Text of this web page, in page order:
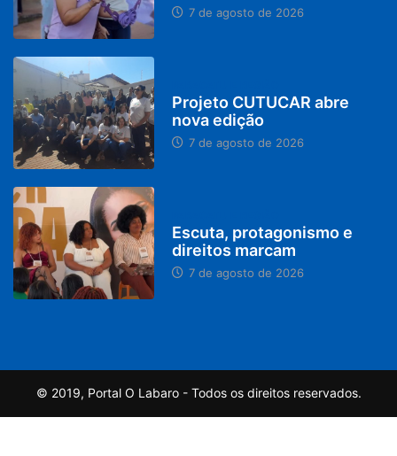
7 de agosto de 2026
Projeto CUTUCAR abre
nova edição
7 de agosto de 2026
Escuta, protagonismo e
direitos marcam
7 de agosto de 2026
© 2019, Portal O Labaro - Todos os direitos reservados.